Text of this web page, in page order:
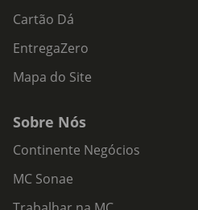
Cartão Dá
EntregaZero
Mapa do Site
Sobre Nós
Continente Negócios
MC Sonae